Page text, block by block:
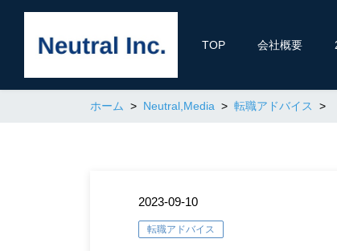
TOP 会社概要
ホーム Neutral,Media 転職アドバイス
2023-09-10
転職アドバイス